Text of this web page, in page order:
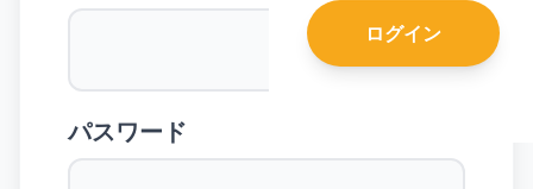
ログイン
パスワード